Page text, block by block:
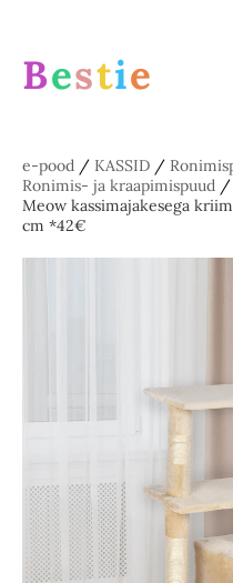
Bestie
e-pood / KASSID /
Ronimis- ja kraapimispuud /
Meow kassimajakesega
cm *42€